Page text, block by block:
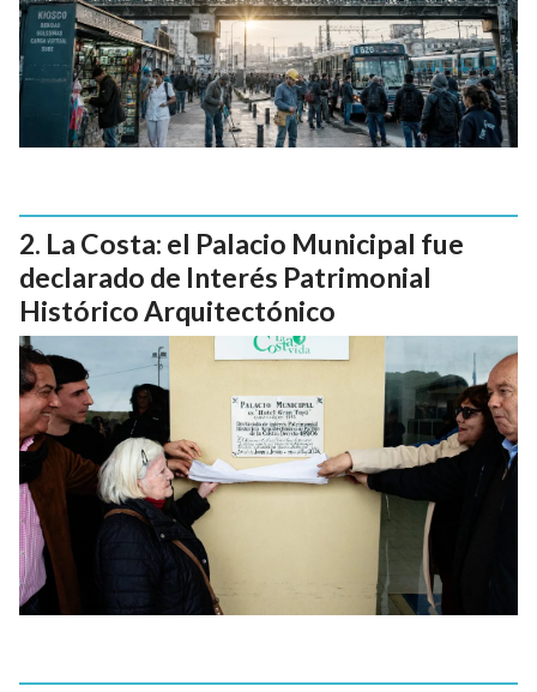
La Costa: el Palacio Municipal fue
declarado de Interés Patrimonial
Histórico Arquitectónico